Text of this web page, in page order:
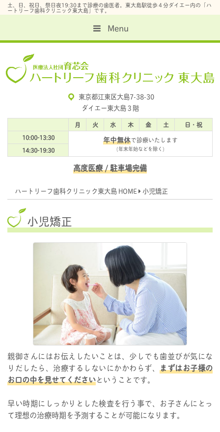
土、日、祝日、祭日夜19:30まで診療の歯医者。東大島駅徒歩４分ダイエー内の「ハ
ートリーフ歯科クリニック東大島」です。
東京都江東区大島7-38-30
ダイエー東大島３階
月 火 水 木 金 土
日・祝
10:00-13:30
年中無休で診療いたします
(年末年始などを除く)
14:30-19:30
高度医療/ 駐車場完備
Menu
ハートリーフ歯科クリニック東大島 HOME 小児矯正
小児矯正
親御さんにはお伝えしたいことは、少しでも歯並びが気にな
りだしたら、治療するしないにかかわらず、 まずはお子様の
お口の中を見せてくださいということです。
早い時期にしっかりとした検査を行う事で、お子さんにとっ
て理想の治療時期を予測することが可能になります。